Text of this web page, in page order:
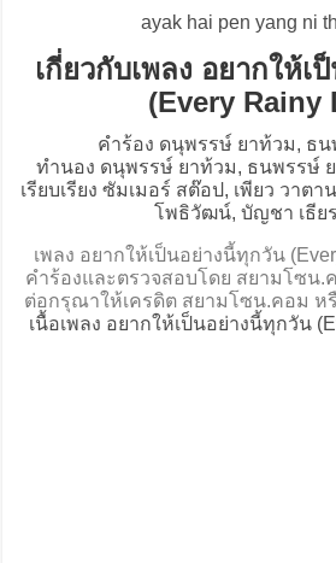
ayak hai pen yang ni
เกี่ยวกับเพลง อยากให้เ
(Every Rainy
คำร้อง ดนุพรรษ์ ยาท้วม, ธ
ทำนอง ดนุพรรษ์ ยาท้วม, ธนพรรษ์
เรียบเรียง ซัมเมอร์ สต๊อป, เพียว วาต
โพธิวัฒน์, บัญชา เธีย
เพลง อยากให้เป็นอย่างนี้ทุกวัน
คำร้องและตรวจสอบโดย สยามโซน.
ต่อกรุณาให้เครดิต สยามโซน.คอม ห
เนื้อเพลง อยากให้เป็นอย่างนี้ทุกวัน